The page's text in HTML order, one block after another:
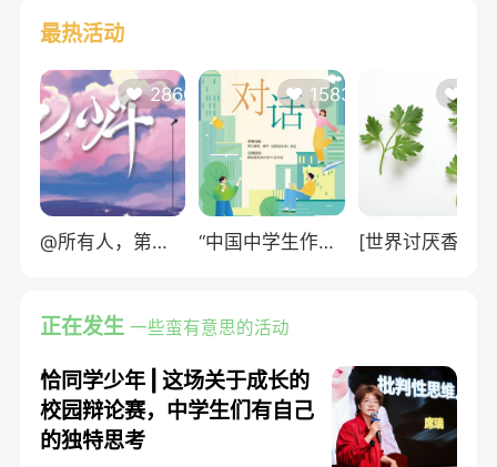
最热活动
@所有人，第三届浙江省中小学生作文大赛来啦！
286060
“中国中学生作文大赛（2023—2024）”火热报名中——
158345
正在发生 一些蛮有意思的活动
恰同学少年 | 这场关于成长的
校园辩论赛，中学生们有自己
的独特思考